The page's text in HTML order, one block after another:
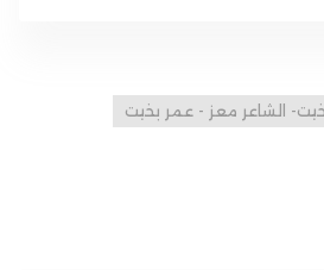
الشاعر معز - عمر بخيت